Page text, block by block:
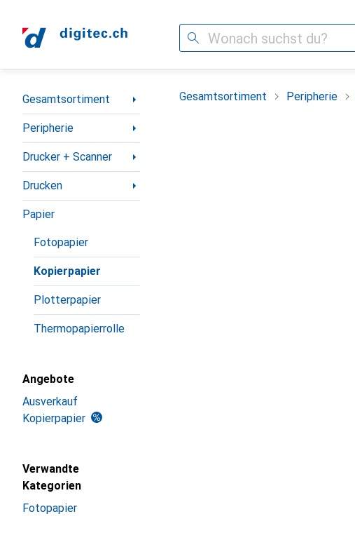
Suche
Navigation nach Kategorien
Gesamtsortiment
Peripherie
Drucker + Scanner
Drucken
Papier
Fotopapier
Kopierpapier
Plotterpapier
Thermopapierrolle
Angebote
Ausverkauf
Kopierpapier
Verwandte
Kategorien
Fotopapier
Gesamtsortiment Peripherie